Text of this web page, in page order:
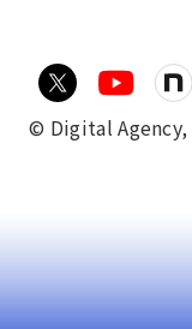
© Digital Agency,